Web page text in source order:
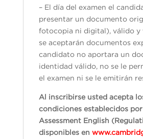
– El día del examen el
presentar un documento
fotocopia ni digital), válido y
se aceptarán documentos
candidato no aportara un
identidad válido, no se le
el examen ni se le emitirán
Al inscribirse usted acepta
condiciones establecidos
Assessment English
disponibles en